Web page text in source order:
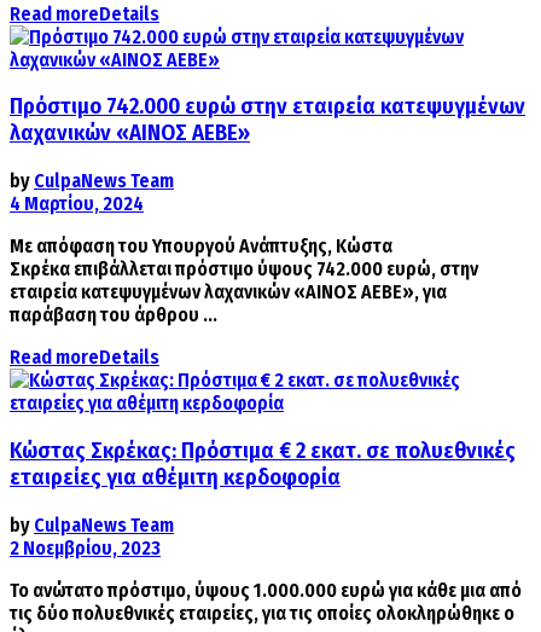
Read moreDetails
Πρόστιμο 742.000 ευρώ στην εταιρεία κατεψυγμένων
λαχανικών «ΑΙΝΟΣ ΑΕΒΕ»
by CulpaNews Team
4 Μαρτίου, 2024
Mε απόφαση του Υπουργού Ανάπτυξης, Κώστα
Σκρέκα επιβάλλεται πρόστιμο ύψους 742.000 ευρώ, στην
εταιρεία κατεψυγμένων λαχανικών «ΑΙΝΟΣ ΑΕΒΕ», για
παράβαση του άρθρου ...
Read moreDetails
Κώστας Σκρέκας: Πρόστιμα € 2 εκατ. σε πολυεθνικές
εταιρείες για αθέμιτη κερδοφορία
by CulpaNews Team
2 Νοεμβρίου, 2023
Το ανώτατο πρόστιμο, ύψους 1.000.000 ευρώ για κάθε μια από
τις δύο πολυεθνικές εταιρείες, για τις οποίες ολοκληρώθηκε ο